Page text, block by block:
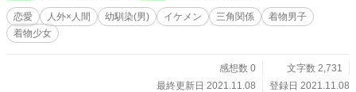
恋愛 人外×人間 幼馴染(男) イケメン 三角関係
着物男子
着物少女
感想数 0
文字数 2,731
最終更新日 2021.11.08
登録日 2021.11.08